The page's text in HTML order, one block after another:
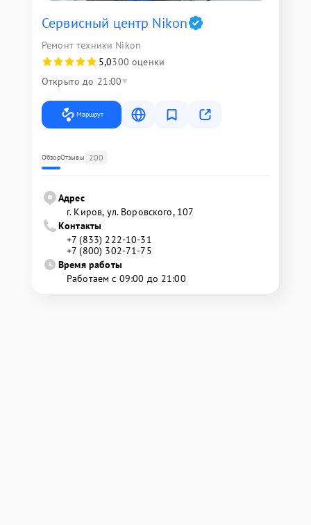
Сервисный центр Nikon
Ремонт техники Nikon
5,0300 оценки
Открыто до 21:00
Маршрут
ОбзорОтзывы 200
Адрес
г. Киров, ул. Воровского, 107
Контакты
+7 (833) 222-10-31
+7 (800) 302-71-75
Время работы
Работаем с 09:00 до 21:00